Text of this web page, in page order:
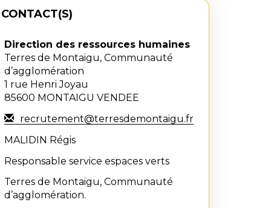
CONTACT(S)
Direction des ressources humaines
Terres de Montaigu, Communauté
d’agglomération
1 rue Henri Joyau
85600 MONTAIGU VENDEE
recrutement@terresdemontaigu.fr
MALIDIN Régis
Responsable service espaces verts
Terres de Montaigu, Communauté
d’agglomération.